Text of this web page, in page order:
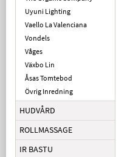
Uyuni Lighting
Vaello La Valenciana
Vondels
Våges
Växbo Lin
Åsas Tomtebod
Övrig Inredning
HUDVÅRD
ROLLMASSAGE
IR BASTU